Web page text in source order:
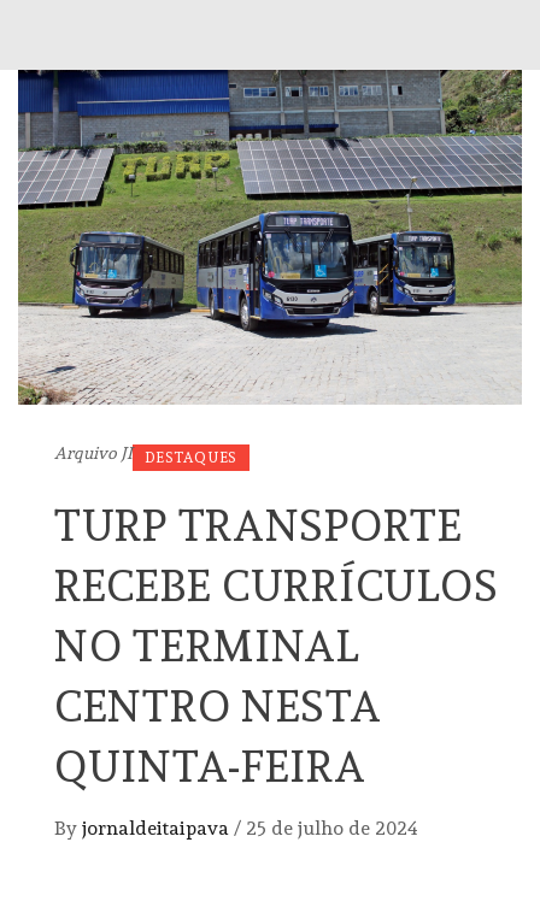
Arquivo JI DESTAQUES
TURP TRANSPORTE
RECEBE CURRÍCULOS
NO TERMINAL
CENTRO NESTA
QUINTA-FEIRA
By jornaldeitaipava / 25 de julho de 2024